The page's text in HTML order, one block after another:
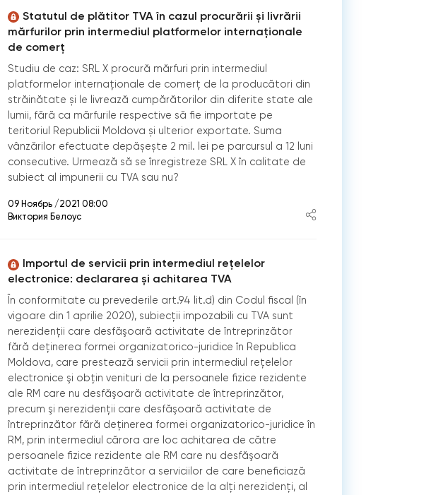
Statutul de plătitor TVA în cazul procurării și livrării
mărfurilor prin intermediul platformelor internaționale
de comerț
Studiu de caz: SRL X procură mărfuri prin intermediul
platformelor internaționale de comerț de la producători din
străinătate și le livrează cumpărătorilor din diferite state ale
lumii, fără ca mărfurile respective să fie importate pe
teritoriul Republicii Moldova și ulterior exportate. Suma
vânzărilor efectuate depășește 2 mil. lei pe parcursul a 12 luni
consecutive. Urmează să se înregistreze SRL X în calitate de
subiect al impunerii cu TVA sau nu?
09 Ноябрь /2021 08:00
Виктория Белоус
Importul de servicii prin intermediul reţelelor
electronice: declararea și achitarea TVA
În conformitate cu prevederile art.94 lit.d) din Codul fiscal (în
vigoare din 1 aprilie 2020), subiecții impozabili cu TVA sunt
nerezidenţii care desfăşoară activitate de întreprinzător
fără deţinerea formei organizatorico-juridice în Republica
Moldova, care prestează servicii prin intermediul reţelelor
electronice şi obţin venituri de la persoanele fizice rezidente
ale RM care nu desfăşoară activitate de întreprinzător,
precum şi nerezidenţii care desfăşoară activitate de
întreprinzător fără deţinerea formei organizatorico-juridice în
RM, prin intermediul cărora are loc achitarea de către
persoanele fizice rezidente ale RM care nu desfăşoară
activitate de întreprinzător a serviciilor de care beneficiază
prin intermediul reţelelor electronice de la alţi nerezidenţi, al